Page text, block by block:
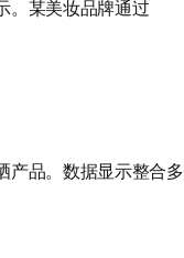
。某美妆品牌通过
产品。数据显示整合多